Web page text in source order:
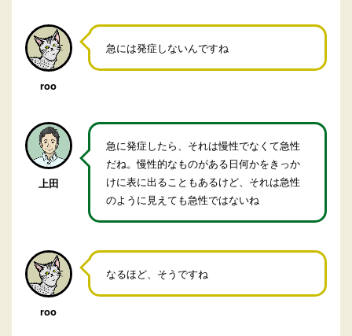
roo
急には発症しないんですね
上田
急に発症したら、それは慢性でなくて急性
だね。慢性的なものがある日何かをきっか
けに表に出ることもあるけど、それは急性
のように見えても急性ではないね
roo
なるほど、そうですね